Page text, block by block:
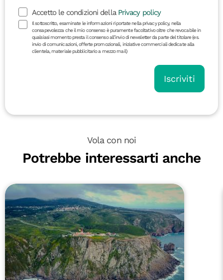
Accetto le condizioni della Privacy policy
Il sottoscritto, esaminate le informazioni riportate nella privacy policy, nella
consapevolezza che il mio consenso è puramente facoltativo oltre che revocabile in
qualsiasi momento presta il consenso all’invio di newsletter da parte del titolare (es.
invio di comunicazioni, offerte promozionali, iniziative commerciali dedicate alla
clientela, materiale pubblicitario a mezzo mail)
Iscriviti
Vola con noi
Potrebbe interessarti anche